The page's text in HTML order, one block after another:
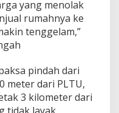
yang menolak
rumahnya ke
tenggelam,”
pindah dari
meter dari PLTU,
3 kilometer dari